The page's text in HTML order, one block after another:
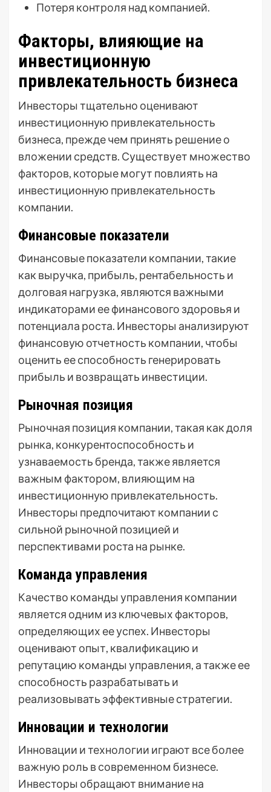
Потеря контроля над компанией.
Факторы, влияющие на
инвестиционную
привлекательность бизнеса
Инвесторы тщательно оценивают
инвестиционную привлекательность
бизнеса, прежде чем принять решение о
вложении средств. Существует множество
факторов, которые могут повлиять на
инвестиционную привлекательность
компании.
Финансовые показатели
Финансовые показатели компании, такие
как выручка, прибыль, рентабельность и
долговая нагрузка, являются важными
индикаторами ее финансового здоровья и
потенциала роста. Инвесторы анализируют
финансовую отчетность компании, чтобы
оценить ее способность генерировать
прибыль и возвращать инвестиции.
Рыночная позиция
Рыночная позиция компании, такая как доля
рынка, конкурентоспособность и
узнаваемость бренда, также является
важным фактором, влияющим на
инвестиционную привлекательность.
Инвесторы предпочитают компании с
сильной рыночной позицией и
перспективами роста на рынке.
Команда управления
Качество команды управления компании
является одним из ключевых факторов,
определяющих ее успех. Инвесторы
оценивают опыт, квалификацию и
репутацию команды управления, а также ее
способность разрабатывать и
реализовывать эффективные стратегии.
Инновации и технологии
Инновации и технологии играют все более
важную роль в современном бизнесе.
Инвесторы обращают внимание на